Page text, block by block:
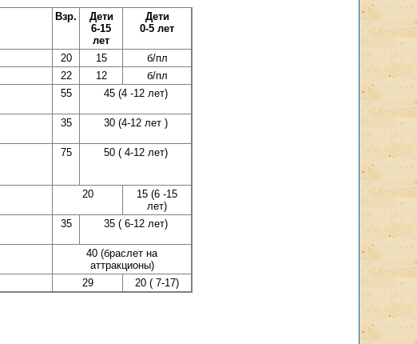
Взр.
Дети
6-15
лет
Дети
0-5 лет
20 15
б/пл
22 12
б/пл
55 45 (4 -12 лет)
35 30 (4-12 лет )
75 50 ( 4-12 лет)
20
15 (6 -15
лет)
35 35 ( 6-12 лет)
40 (браслет на
аттракционы)
29 20 ( 7-17)